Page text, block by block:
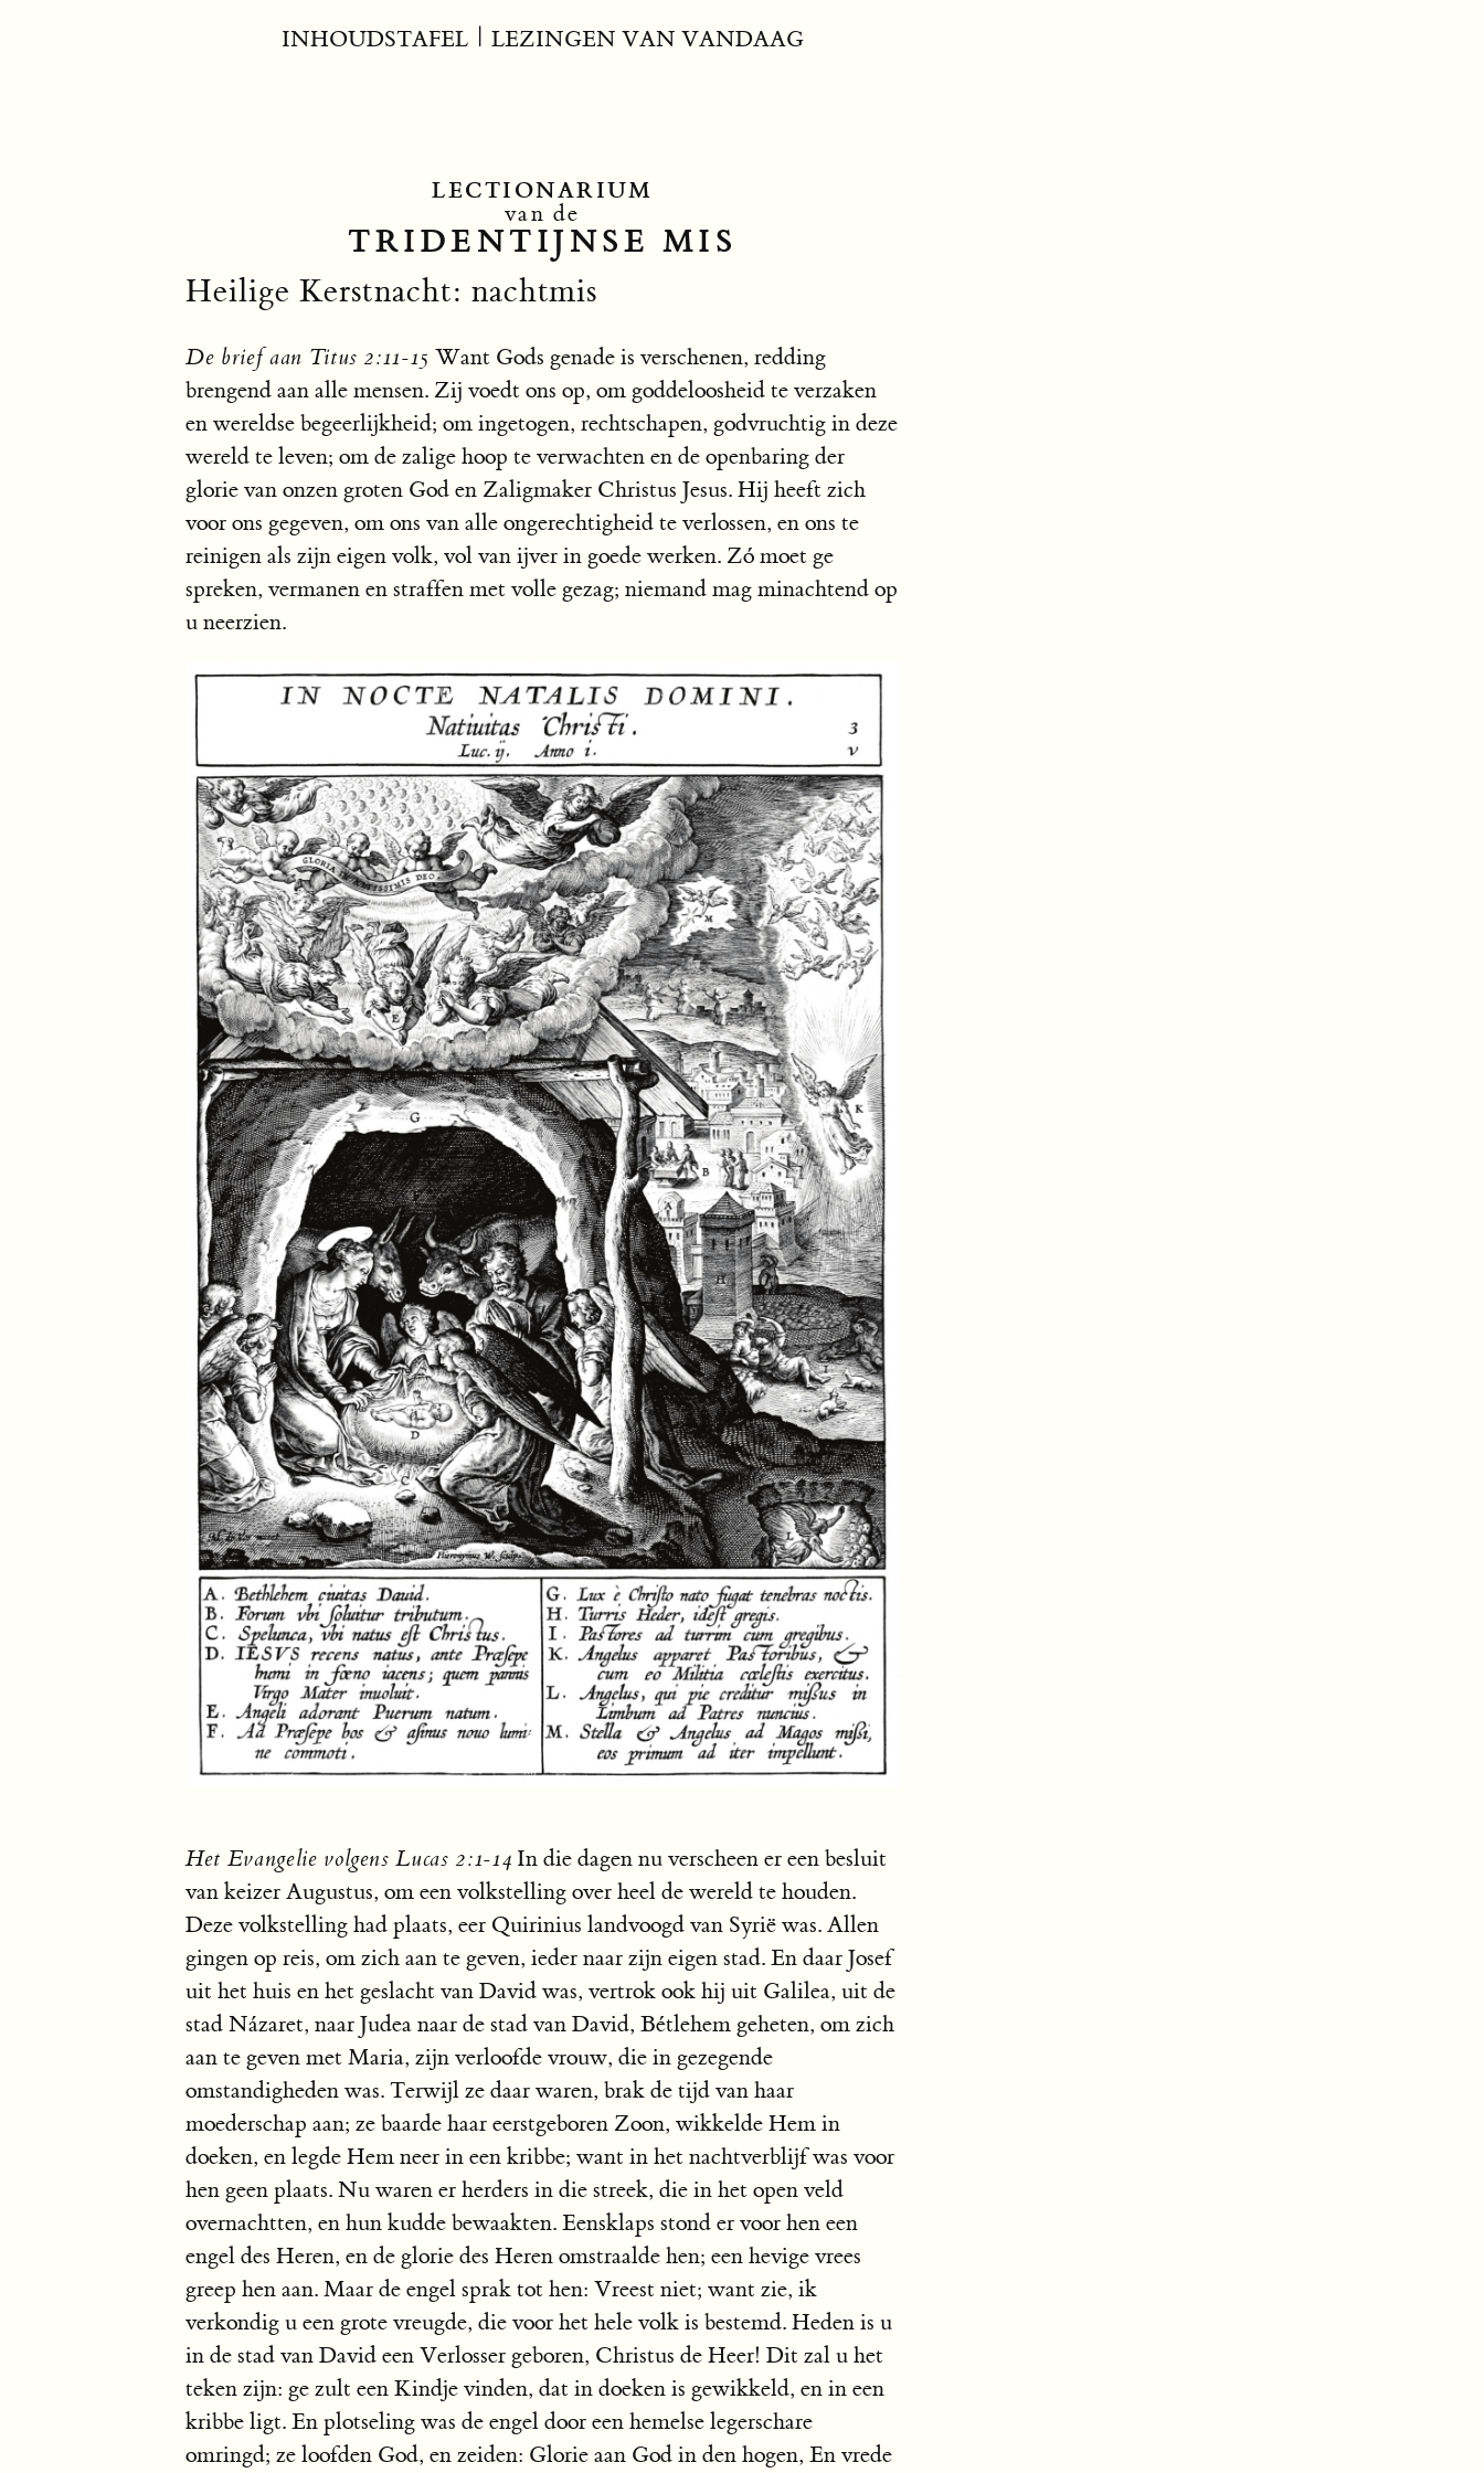
INHOUDSTAFEL| LEZINGEN VAN VANDAAG
LECTIONARIUM
van de
TRIDENTIJNSE MIS
Heilige Kerstnacht: nachtmis
De brief aan Titus 2:11-15 Want Gods genade is verschenen, redding
brengend aan alle mensen. Zij voedt ons op, om goddeloosheid te verzaken
en wereldse begeerlijkheid; om ingetogen, rechtschapen, godvruchtig in deze
wereld te leven; om de zalige hoop te verwachten en de openbaring der
glorie van onzen groten God en Zaligmaker Christus Jesus. Hij heeft zich
voor ons gegeven, om ons van alle ongerechtigheid te verlossen, en ons te
reinigen als zijn eigen volk, vol van ijver in goede werken. Zó moet ge
spreken, vermanen en straffen met volle gezag; niemand mag minachtend op
u neerzien.
Het Evangelie volgens Lucas 2:1-14 In die dagen nu verscheen er een besluit
van keizer Augustus, om een volkstelling over heel de wereld te houden.
Deze volkstelling had plaats, eer Quirinius landvoogd van Syrië was. Allen
gingen op reis, om zich aan te geven, ieder naar zijn eigen stad. En daar Josef
uit het huis en het geslacht van David was, vertrok ook hij uit Galilea, uit de
stad Názaret, naar Judea naar de stad van David, Bétlehem geheten, om zich
aan te geven met Maria, zijn verloofde vrouw, die in gezegende
omstandigheden was. Terwijl ze daar waren, brak de tijd van haar
moederschap aan; ze baarde haar eerstgeboren Zoon, wikkelde Hem in
doeken, en legde Hem neer in een kribbe; want in het nachtverblijf was voor
hen geen plaats. Nu waren er herders in die streek, die in het open veld
overnachtten, en hun kudde bewaakten. Eensklaps stond er voor hen een
engel des Heren, en de glorie des Heren omstraalde hen; een hevige vrees
greep hen aan. Maar de engel sprak tot hen: Vreest niet; want zie, ik
verkondig u een grote vreugde, die voor het hele volk is bestemd. Heden is u
in de stad van David een Verlosser geboren, Christus de Heer! Dit zal u het
teken zijn: ge zult een Kindje vinden, dat in doeken is gewikkeld, en in een
kribbe ligt. En plotseling was de engel door een hemelse legerschare
omringd; ze loofden God, en zeiden: Glorie aan God in den hogen, En vrede